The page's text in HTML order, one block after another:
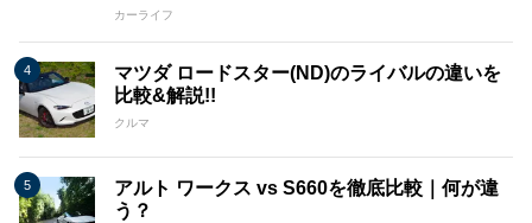
カーライフ
マツダ ロードスター(ND)のライバルの違いを
比較&解説!!
クルマ
アルト ワークス vs S660を徹底比較｜何が違
う？